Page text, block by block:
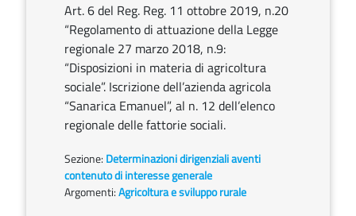
Art. 6 del Reg. Reg. 11 ottobre 2019, n.20
“Regolamento di attuazione della Legge
regionale 27 marzo 2018, n.9:
“Disposizioni in materia di agricoltura
sociale”. Iscrizione dell’azienda agricola
“Sanarica Emanuel”, al n. 12 dell’elenco
regionale delle fattorie sociali.
Sezione: Determinazioni dirigenziali aventi
contenuto di interesse generale
Argomenti:Agricoltura e sviluppo rurale